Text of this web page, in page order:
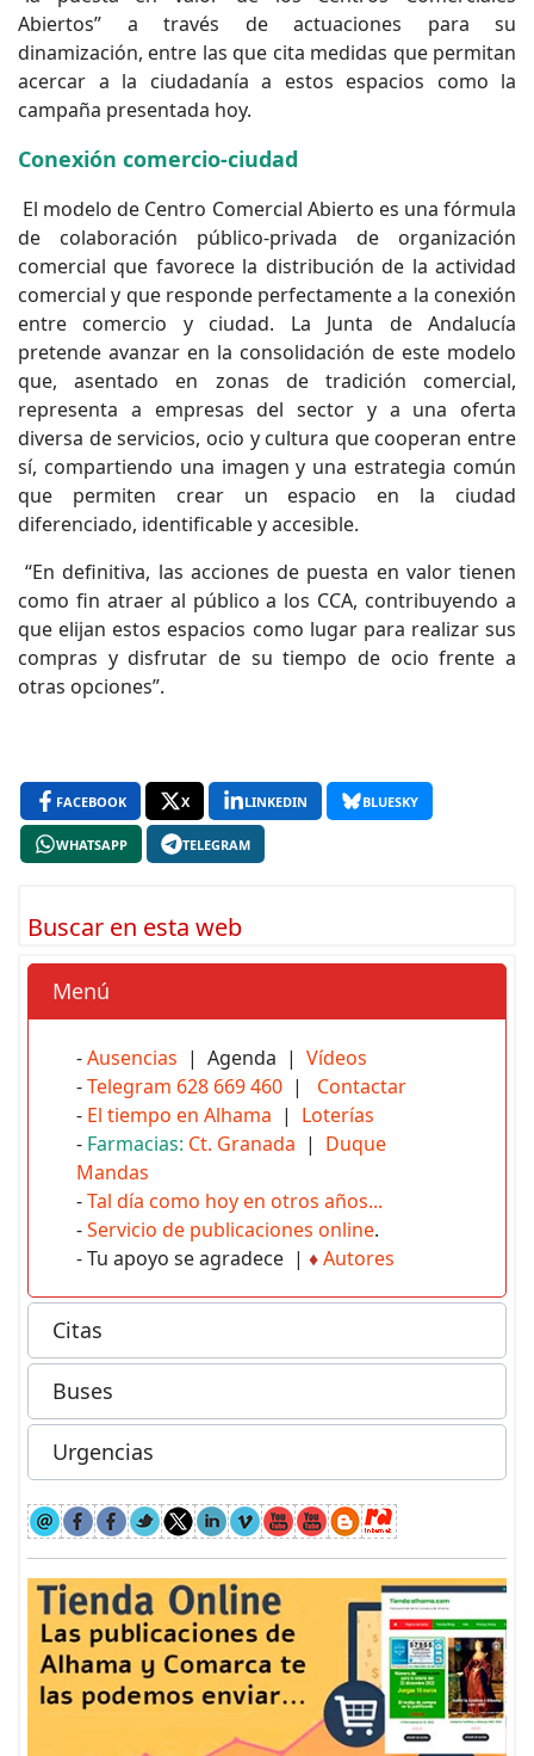
Abiertos” a través de actuaciones para su
dinamización, entre las que cita medidas que permitan
acercar a la ciudadanía a estos espacios como la
campaña presentada hoy.
Conexión comercio-ciudad
El modelo de Centro Comercial Abierto es una fórmula
de colaboración público-privada de organización
comercial que favorece la distribución de la actividad
comercial y que responde perfectamente a la conexión
entre comercio y ciudad. La Junta de Andalucía
pretende avanzar en la consolidación de este modelo
que, asentado en zonas de tradición comercial,
representa a empresas del sector y a una oferta
diversa de servicios, ocio y cultura que cooperan entre
sí, compartiendo una imagen y una estrategia común
que permiten crear un espacio en la ciudad
diferenciado, identificable y accesible.
“En definitiva, las acciones de puesta en valor tienen
como fin atraer al público a los CCA, contribuyendo a
que elijan estos espacios como lugar para realizar sus
compras y disfrutar de su tiempo de ocio frente a
otras opciones”.
FACEBOOK X LINKEDIN BLUESKY
WHATSAPP TELEGRAM
Buscar en esta web
Menú
-Ausencias | Agenda | Vídeos
-Telegram 628 669 460 | Contactar
- El tiempo en Alhama | Loterías
- Farmacias: Ct. Granada | Duque
Mandas
-Tal día como hoy en otros años...
-Servicio de publicaciones online.
- Tu apoyo se agradece | ♦Autores
Citas
Buses
Urgencias